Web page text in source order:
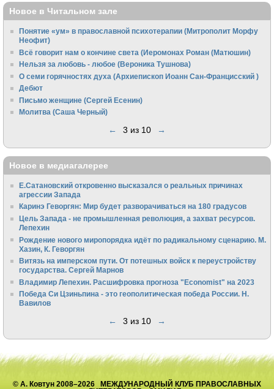
Новое в Читальном зале
Понятие «ум» в православной психотерапии (Митрополит Морфу
Неофит)
Всё говорит нам о кончине света (Иеромонах Роман (Матюшин)
Нельзя за любовь - любое (Вероника Тушнова)
О семи горячностях духа (Архиепископ Иоанн Сан-Францисский )
Дебют
Письмо женщине (Сергей Есенин)
Молитва (Саша Черный)
← 3 из 10 →
Новое в медиагалерее
Е.Сатановский откровенно высказался о реальных причинах
агрессии Запада
Каринэ Геворгян: Мир будет разворачиваться на 180 градусов
Цель Запада - не промышленная революция, а захват ресурсов.
Лепехин
Рождение нового миропорядка идёт по радикальному сценарию. М.
Хазин, К. Геворгян
Витязь на имперском пути. От потешных войск к переустройству
государства. Сергей Марнов
Владимир Лепехин. Расшифровка прогноза "Economist" на 2023
Победа Си Цзиньпина - это геополитическая победа России. Н.
Вавилов
← 3 из 10 →
© А. Ковтун 2008–2026 МЕЖДУНАРОДНЫЙ КЛУБ ПРАВОСЛАВНЫХ